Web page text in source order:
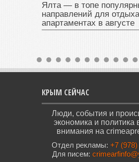
Ялта — в топе
направлений для
апартаментах в августе
КРЫМ СЕЙЧАС
Люди, события и
экономика и политика
внимания на
Отдел рекламы: +7 (978)
Для писем: